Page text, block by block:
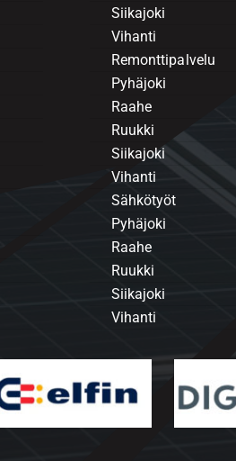
Siikajoki
Vihanti
Remonttipalvelu
Pyhäjoki
Raahe
Ruukki
Siikajoki
Vihanti
Sähkötyöt
Pyhäjoki
Raahe
Ruukki
Siikajoki
Vihanti